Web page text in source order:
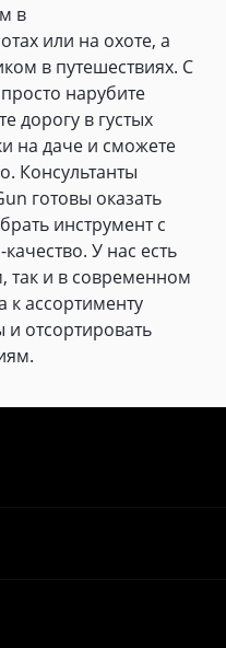
в
или на охоте, а
в путешествиях. С
нарубите
дорогу в густых
на даче и сможете
Консультанты
готовы оказать
инструмент с
У нас есть
так и в современном
к ассортименту
отсортировать